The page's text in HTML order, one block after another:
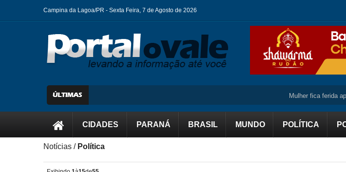
Campina da Lagoa/PR - Sexta Feira, 7 de Agosto de 2026
Mulher fica ferida após
CIDADES PARANÁ BRASIL MUNDO POLÍTICA
Notícias / Política